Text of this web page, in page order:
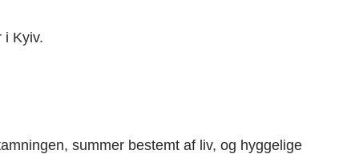
i Kyiv.
summer bestemt af liv, og hyggelige